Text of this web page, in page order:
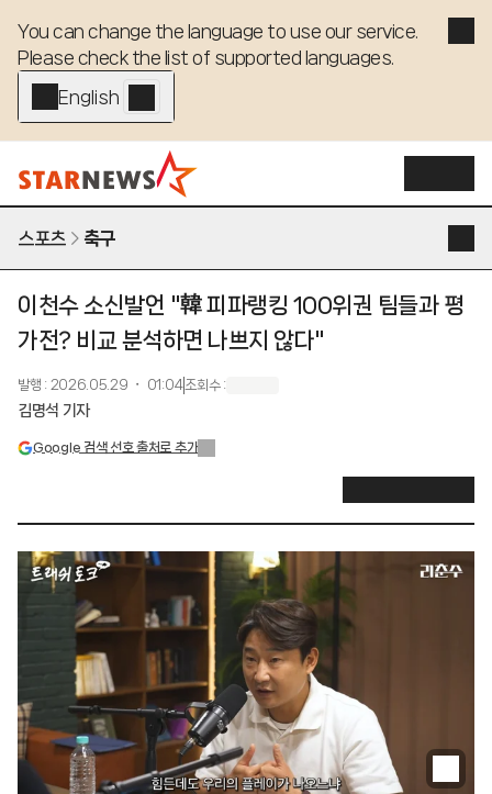
You can change the language to use our service.
Please check the list of supported languages.
English - EN
스포츠 축구
이천수 소신발언 "韓 피파랭킹 100위권 팀들과 평
가전? 비교 분석하면 나쁘지 않다"
발행 : 2026.05.29 ・ 01:04조회수:
김명석 기자
Google 검색 선호 출처로 추가